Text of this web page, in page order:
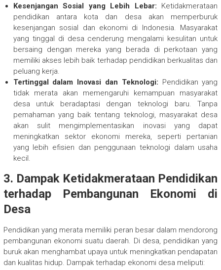
Kesenjangan Sosial yang Lebih Lebar: Ketidakmerataan
pendidikan antara kota dan desa akan memperburuk
kesenjangan sosial dan ekonomi di Indonesia. Masyarakat
yang tinggal di desa cenderung mengalami kesulitan untuk
bersaing dengan mereka yang berada di perkotaan yang
memiliki akses lebih baik terhadap pendidikan berkualitas dan
peluang kerja.
Tertinggal dalam Inovasi dan Teknologi: Pendidikan yang
tidak merata akan memengaruhi kemampuan masyarakat
desa untuk beradaptasi dengan teknologi baru. Tanpa
pemahaman yang baik tentang teknologi, masyarakat desa
akan sulit mengimplementasikan inovasi yang dapat
meningkatkan sektor ekonomi mereka, seperti pertanian
yang lebih efisien dan penggunaan teknologi dalam usaha
kecil.
3. Dampak Ketidakmerataan Pendidikan
terhadap Pembangunan Ekonomi di
Desa
Pendidikan yang merata memiliki peran besar dalam mendorong
pembangunan ekonomi suatu daerah. Di desa, pendidikan yang
buruk akan menghambat upaya untuk meningkatkan pendapatan
dan kualitas hidup. Dampak terhadap ekonomi desa meliputi: